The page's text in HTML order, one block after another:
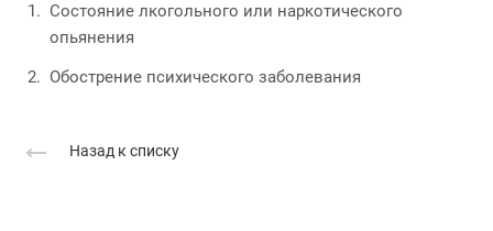
Состояние лкогольного или наркотического
опьянения
Обострение психического заболевания
Назад к списку